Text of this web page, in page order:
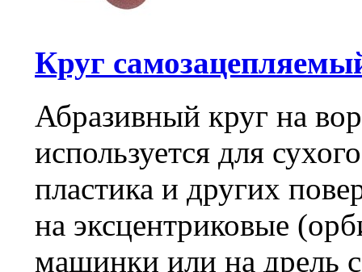
Круг
Абразивный круг на
используется для
пластика и других
на эксцентриковые
машинки или на дрель